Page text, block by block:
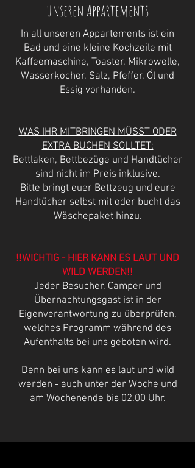
unseren Appartements
In all unseren Appartements ist ein
Bad und eine kleine Kochzeile mit
Kaffeemaschine, Toaster, Mikrowelle,
Wasserkocher, Salz, Pfeffer, Öl und
Essig vorhanden.
WAS IHR MITBRINGEN MÜSST ODER
EXTRA BUCHEN SOLLTET:
Bettlaken, Bettbezüge und Handtücher
sind nicht im Preis inklusive.
Bitte bringt euer Bettzeug und eure
Handtücher selbst mit oder bucht das
Wäschepaket hinzu.
!!WICHTIG - HIER KANN ES LAUT UND
WILD WERDEN!!
Jeder Besucher, Camper und
Übernachtungsgast ist in der
Eigenverantwortung zu überprüfen,
welches Programm während des
Aufenthalts bei uns geboten wird.
Denn bei uns kann es laut und wild
werden - auch unter der Woche und
am Wochenende bis 02.00 Uhr.